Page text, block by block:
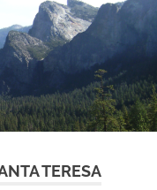
TERESA